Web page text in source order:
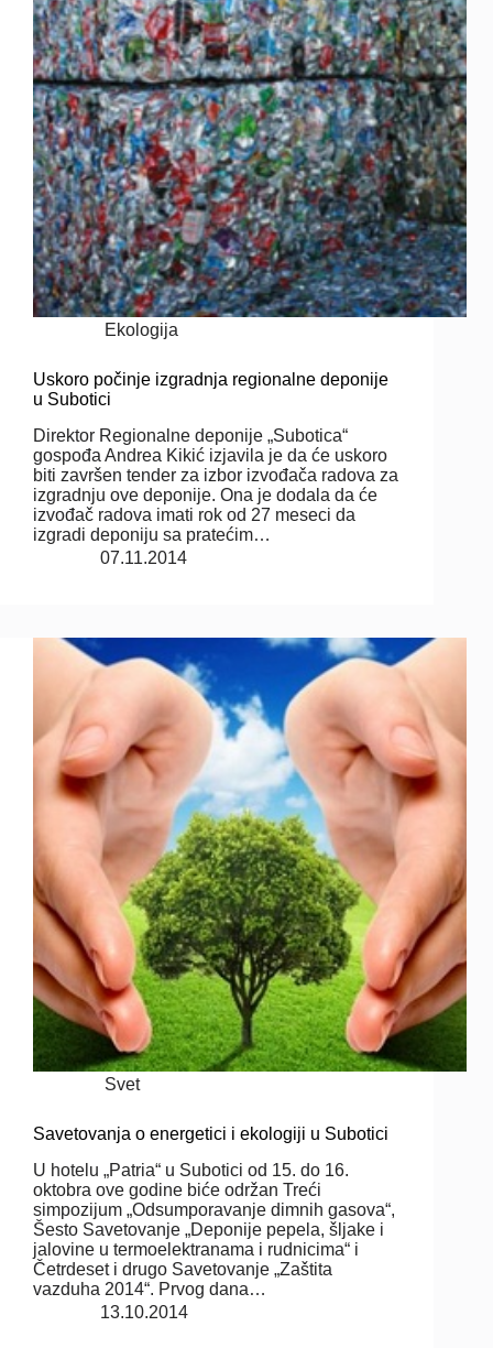
Ekologija
Uskoro počinje izgradnja regionalne deponije
u Subotici
Direktor Regionalne deponije „Subotica“
gospođa Andrea Kikić izjavila je da će uskoro
biti završen tender za izbor izvođača radova za
izgradnju ove deponije. Ona je dodala da će
izvođač radova imati rok od 27 meseci da
izgradi deponiju sa pratećim…
07.11.2014
Svet
Savetovanja o energetici i ekologiji u Subotici
U hotelu „Patria“ u Subotici od 15. do 16.
oktobra ove godine biće održan Treći
simpozijum „Odsumporavanje dimnih gasova“,
Šesto Savetovanje „Deponije pepela, šljake i
jalovine u termoelektranama i rudnicima“ i
Četrdeset i drugo Savetovanje „Zaštita
vazduha 2014“. Prvog dana…
13.10.2014